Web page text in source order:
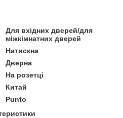
Для вхідних дверей/для
міжкімнатних дверей
Натискна
Дверна
На розетці
Китай
Punto